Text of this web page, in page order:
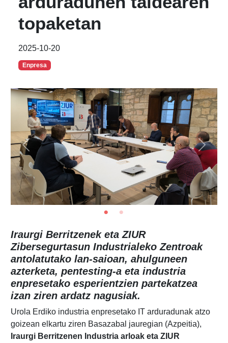
topaketan
2025-10-20
Enpresa
Iraurgi Berritzenek eta ZIUR
Zibersegurtasun Industrialeko Zentroak
antolatutako lan-saioan, ahulguneen
azterketa, pentesting-a eta industria
enpresetako esperientzien partekatzea
izan ziren ardatz nagusiak.
Urola Erdiko industria enpresetako IT arduradunak atzo
goizean elkartu ziren Basazabal jauregian (Azpeitia),
Iraurgi Berritzenen Industria arloak eta ZIUR